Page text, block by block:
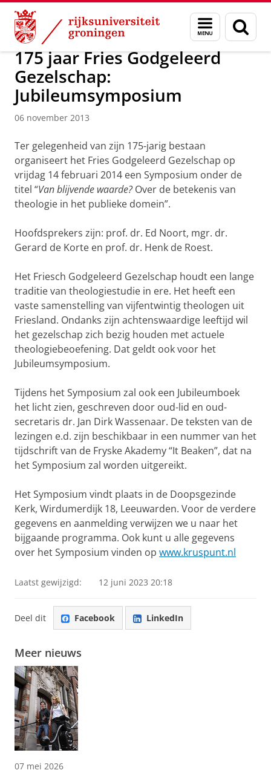
Skip
Content
Skip
Navigation
Menu
en
zoeken
Over ons Actueel Nieuws Nieuwsberichten
175 jaar Fries Godgeleerd
Gezelschap:
Jubileumsymposium
06 november 2013
Ter gelegenheid van zijn 175-jarig bestaan
organiseert het Fries Godgeleerd Gezelschap op
vrijdag 14 februari 2014 een Symposium onder de
titel “Van blijvende waarde?Over de betekenis van
theologie in het publieke domein”.
Hoofdsprekers zijn: prof. dr. Ed Noort, mgr. dr.
Gerard de Korte en prof. dr. Henk de Roest.
Het Friesch Godgeleerd Gezelschap houdt een lange
traditie van theologiestudie in ere. Het heeft een
vaste samenstelling van vijfentwintig theologen uit
Friesland. Ondanks zijn achtenswaardige leeftijd wil
het gezelschap zich bezig houden met actuele
theologiebeoefening. Dat geldt ook voor het
Jubileumsymposium.
Tijdens het Symposium zal ook een Jubileumboek
het licht zien, geschreven door oud-lid en oud-
secretaris dr. Jan Dirk Wassenaar. De teksten van de
lezingen e.d. zijn beschikbaar in een nummer van het
tijdschrift van de Fryske Akademy “It Beaken”, dat na
het Symposium zal worden uitgereikt.
Het Symposium vindt plaats in de Doopsgezinde
Kerk, Wirdumerdijk 18, Leeuwarden. Voor de verdere
gegevens en aanmelding verwijzen we u naar het
bijgaande programma. Ook kunt u alle gegevens
over het Symposium vinden op www.kruspunt.nl
Laatst gewijzigd: 12 juni 2023 20:18
Deel dit Facebook LinkedIn
Meer nieuws
07 mei 2026